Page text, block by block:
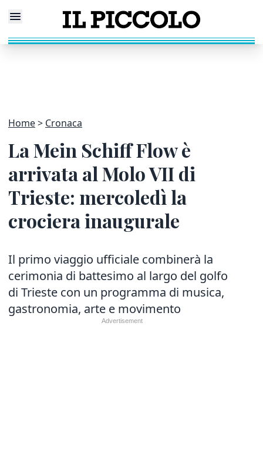
Home Cronaca
La Mein Schiff Flow è
arrivata al Molo VII di
Trieste: mercoledì la
crociera inaugurale
Il primo viaggio ufficiale combinerà la
cerimonia di battesimo al largo del golfo
di Trieste con un programma di musica,
gastronomia, arte e movimento